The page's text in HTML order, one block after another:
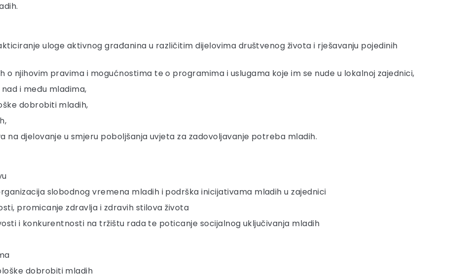
uloge aktivnog građanina u različitim dijelovima društvenog života i rješavanju pojedinih
o njihovim pravima i mogućnostima te o programima i uslugama koje im se nude u lokalnoj zajednici,
i među mladima,
dobrobiti mladih,
na djelovanje u smjeru poboljšanja uvjeta za zadovoljavanje potreba mladih.
slobodnog vremena mladih i podrška inicijativama mladih u zajednici
promicanje zdravlja i zdravih stilova života
i konkurentnosti na tržištu rada te poticanje socijalnog uključivanja mladih
dobrobiti mladih